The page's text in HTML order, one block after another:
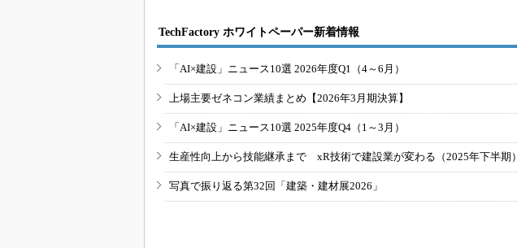
TechFactory ホワイトペーパー新着情報
「AI×建設」ニュース10選 2026年度Q1（4～6月）
上場主要ゼネコン業績まとめ【2026年3月期決算】
「AI×建設」ニュース10選 2025年度Q4（1～3月）
生産性向上から技能継承まで xR技術で建設業が変わる（2025年下半期）
写真で振り返る第32回「建築・建材展2026」